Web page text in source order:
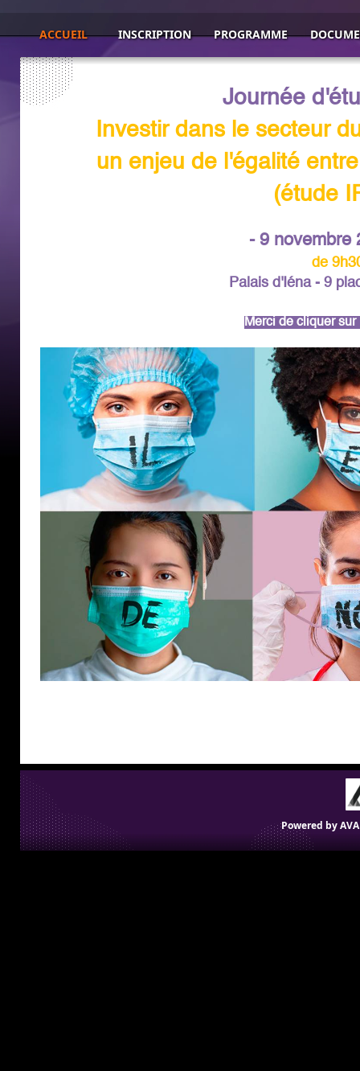
ACCUEIL INSCRIPTION PROGRAMME
Journée
Investir dans le secteur
un enjeu de l'égalité
(étude
- 9 novembre
de
Palais d'Iéna - 9
Merci de cliquer
Powered by